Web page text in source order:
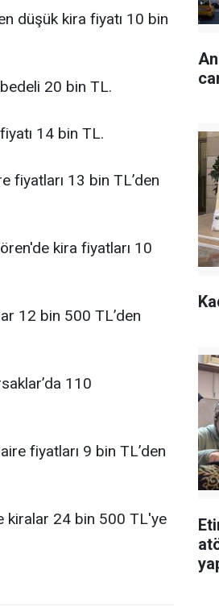
düşük kira fiyatı 10 bin
20 bin TL.
14 bin TL.
fiyatları 13 bin TL’den
kira fiyatları 10
12 bin 500 TL’den
110
fiyatları 9 bin TL’den
kiralar 24 bin 500 TL'ye